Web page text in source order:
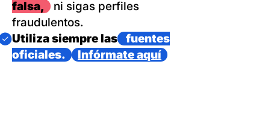
falsa,
ni sigas perfiles
fraudulentos.
Utiliza siempre las
fuentes
oficiales.
Infórmate aquí